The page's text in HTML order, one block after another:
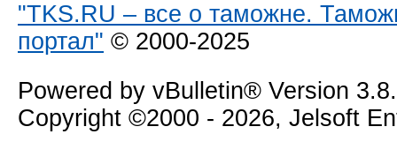
"TKS.RU – все о таможне.
портал" © 2000-2025
Powered by vBulletin® Version
Copyright ©2000 - 2026, Jelsoft